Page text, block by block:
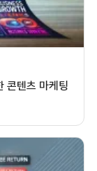
콘텐츠 마케팅